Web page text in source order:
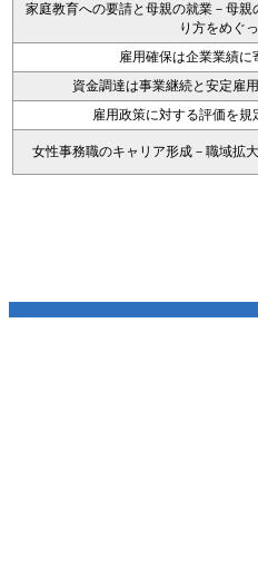
家庭教育への要請と母親の就業－母
り方をめぐ
雇用確保は企業業績に
資金調達は事業継続と安定雇
雇用政策に対する評価を規
女性事務職のキャリア形成－職域拡